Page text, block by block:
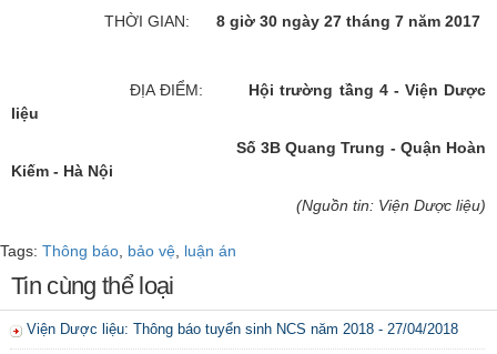
THỜI GIAN: 8 giờ 30 ngày 27 tháng 7 năm 2017
ĐỊA ĐIỂM: Hội trường tầng 4- Viện Dược
liệu
Số 3B Quang Trung - Quận Hoàn
Kiếm - Hà Nội
(Nguồn tin: Viện Dược liệu)
Tags: Thông báo bảo vệ luận án
Tin cùng thể loại
Viện Dược liệu: Thông báo tuyển sinh NCS năm 2018 - 27/04/2018